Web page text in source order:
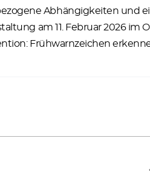
Abhängigkeiten und
am 11. Februar 2026 im
Frühwarnzeichen